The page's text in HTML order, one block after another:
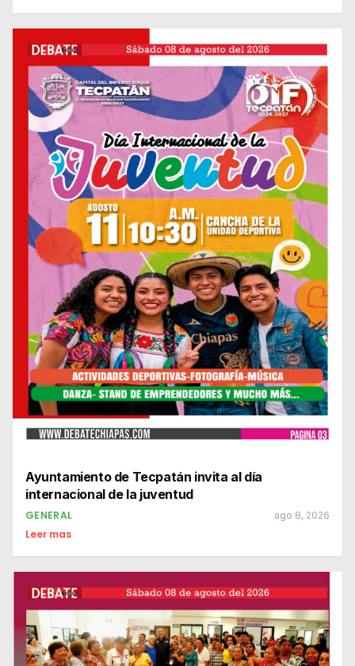
Ayuntamiento de Tecpatán invita al día
internacional de la juventud
GENERAL ago 8, 2026
Leer mas